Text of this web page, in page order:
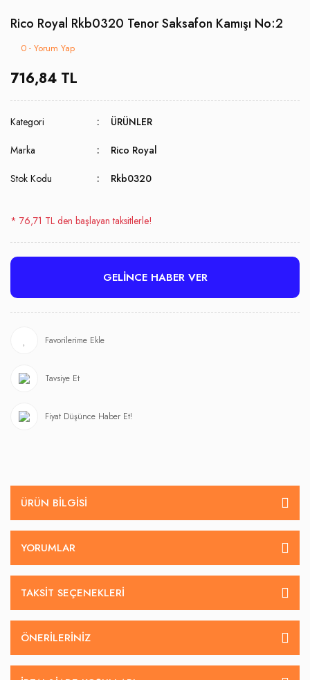
Rico Royal Rkb0320 Tenor Saksafon Kamışı No:2
0 - Yorum Yap
716,84 TL
Kategori ÜRÜNLER
Marka Rico Royal
Stok Kodu Rkb0320
* 76,71 TL den başlayan taksitlerle!
GELİNCE HABER VER
Tavsiye Et
Fiyat Düşünce Haber Et!
ÜRÜN BILGISI
YORUMLAR
TAKSIT SEÇENEKLERI
ÖNERILERINIZ